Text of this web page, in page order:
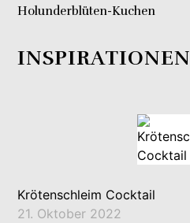
Holunderblüten-Kuchen
INSPIRATIONEN
Krötenschleim Cocktail
21. Oktober 2022